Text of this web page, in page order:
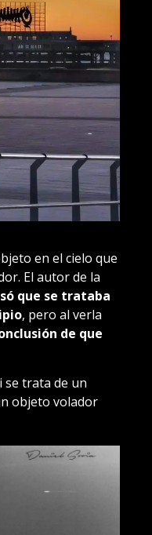
en el cielo que
El autor de la
que se trataba
, pero al verla
de que
se trata de un
objeto volador